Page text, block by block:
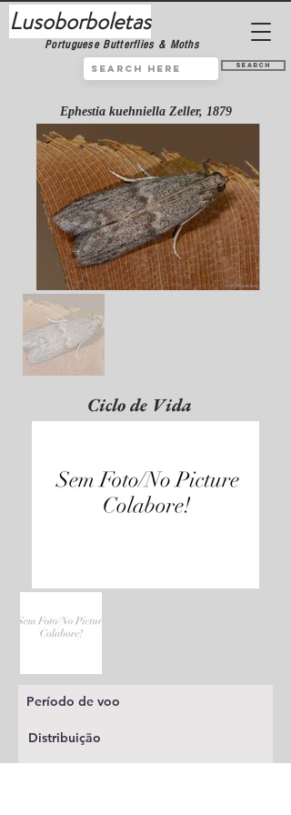
Lusoborboletas
Portuguese Butterflies & Moths
Search
Ephestia kuehniella Zeller, 1879
Ciclo de Vida
Período de voo
Distribuição